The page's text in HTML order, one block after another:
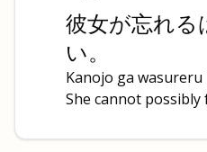
彼女が忘れる
い。
Kanojo ga wasureru
She cannot possibly